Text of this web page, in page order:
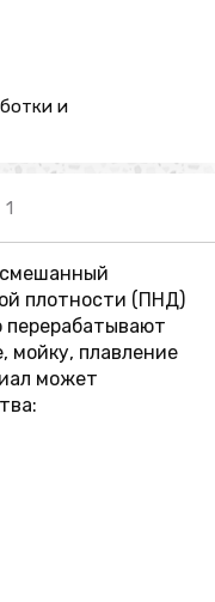
и
1
плотности (ПНД)
перерабатывают
мойку, плавление
может